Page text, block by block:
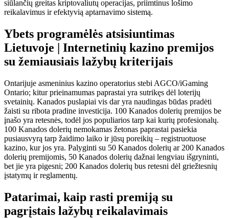
siūlančių greitas kriptovaliutų operacijas, priimtinus lošimo
reikalavimus ir efektyvią aptarnavimo sistemą.
Ybets programėlės atsisiuntimas
Lietuvoje | Internetinių kazino premijos
su žemiausiais lažybų kriterijais
Ontarijuje asmeninius kazino operatorius stebi AGCO/iGaming
Ontario; kitur prieinamumas paprastai yra sutrikęs dėl loterijų
svetainių. Kanados puslapiai vis dar yra naudingas būdas pradėti
žaisti su ribota pradine investicija. 100 Kanados dolerių premijos be
įnašo yra retesnės, todėl jos populiarios tarp kai kurių profesionalų.
100 Kanados dolerių nemokamas žetonas paprastai pasiekia
pusiausvyrą tarp žaidimo laiko ir jūsų poreikių – registruotuose
kazino, kur jos yra. Palyginti su 50 Kanados dolerių ar 200 Kanados
dolerių premijomis, 50 Kanados dolerių dažnai lengviau išgryninti,
bet jie yra pigesni; 200 Kanados dolerių bus retesni dėl griežtesnių
įstatymų ir reglamentų.
Patarimai, kaip rasti premiją su
pagrįstais lažybų reikalavimais